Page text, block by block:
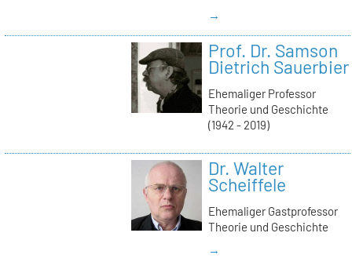
→
Prof. Dr. Samson
Dietrich Sauerbier
Ehemaliger Professor
Theorie und Geschichte
(1942 - 2019)
Dr. Walter
Scheiffele
Ehemaliger Gastprofessor
Theorie und Geschichte
→